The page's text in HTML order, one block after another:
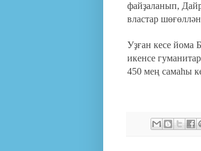
файҙаланып,
властар
Уҙған кесе йома
икенсе
450 мең самаһы